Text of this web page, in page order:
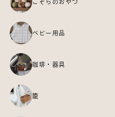
こぞらのおやつ
ベビー用品
珈琲・器具
籠